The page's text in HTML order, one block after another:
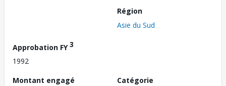
Région
Asie du Sud
Approbation FY3
1992
Montant engagé
Catégorie